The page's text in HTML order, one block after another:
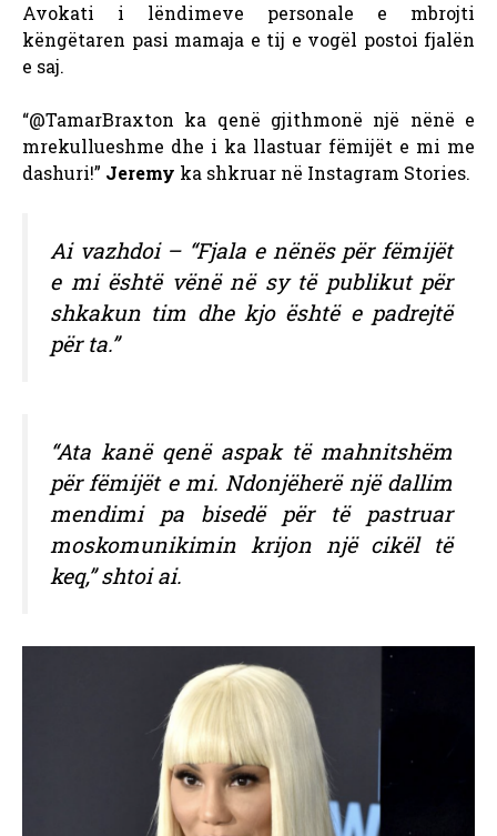
Avokati i lëndimeve personale e mbrojti
këngëtaren pasi mamaja e tij e vogël postoi fjalën
e saj.
“@TamarBraxton ka qenë gjithmonë një nënë e
mrekullueshme dhe i ka llastuar fëmijët e mi me
dashuri!” Jeremy ka shkruar në Instagram Stories.
Ai vazhdoi – “Fjala e nënës për fëmijët
e mi është vënë në sy të publikut për
shkakun tim dhe kjo është e padrejtë
për ta.”
“Ata kanë qenë aspak të mahnitshëm
për fëmijët e mi. Ndonjëherë një dallim
mendimi pa bisedë për të pastruar
moskomunikimin krijon një cikël të
keq,” shtoi ai.